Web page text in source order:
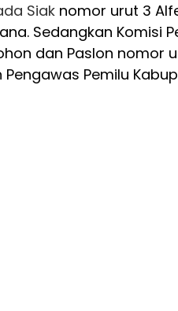
Siak nomor urut 3
Sedangkan Komisi
dan Paslon nomor
Pemilu